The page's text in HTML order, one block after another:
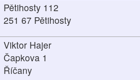
Pětihosty 112
251 67 Pětihosty
Viktor Hajer
Čapkova 1
Říčany